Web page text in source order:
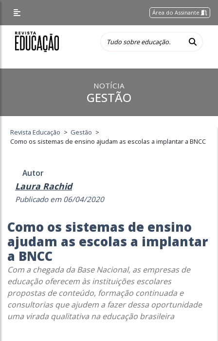
Área do Assinante
NOTÍCIA
GESTÃO
Revista Educação > Gestão >
Como os sistemas de ensino ajudam as escolas a implantar a BNCC
Autor
Laura Rachid
Publicado em 06/04/2020
Como os sistemas de ensino
ajudam as escolas a implantar
a BNCC
Com a chegada da Base Nacional, as empresas de
educação oferecem às instituições escolares
propostas de conteúdo, formação continuada e
consultorias que ajudem a fazer dessa oportunidade
uma virada qualitativa na educação brasileira